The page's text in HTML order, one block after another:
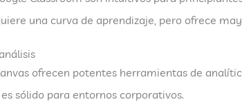
una curva de aprendizaje, pero ofrece
ofrecen potentes herramientas de
sólido para entornos corporativos.